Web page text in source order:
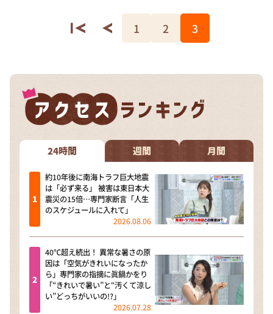
1 2 3
24時間 週間 月間
約10年後に南海トラフ巨大地震
は「必ず来る」 被害は東日本大
震災の15倍…専門家断言「人生
のスケジュールに入れて」
2026.08.06
40℃超え続出！ 異常な暑さの原
因は「空気がきれいになったか
ら」専門家の指摘に眞鍋かをり
「“きれいで暑い”と“汚くて涼し
い”どっちがいいの!?」
2026.07.28